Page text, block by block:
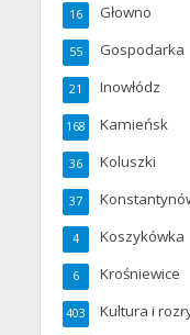
Głowno
16
Gospodarka
55
Inowłódz
21
Kamieńsk
168
Koluszki
36
37
Koszykówka
4
Krośniewice
6
Kultura i
403